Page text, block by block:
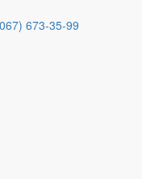
673-35-99